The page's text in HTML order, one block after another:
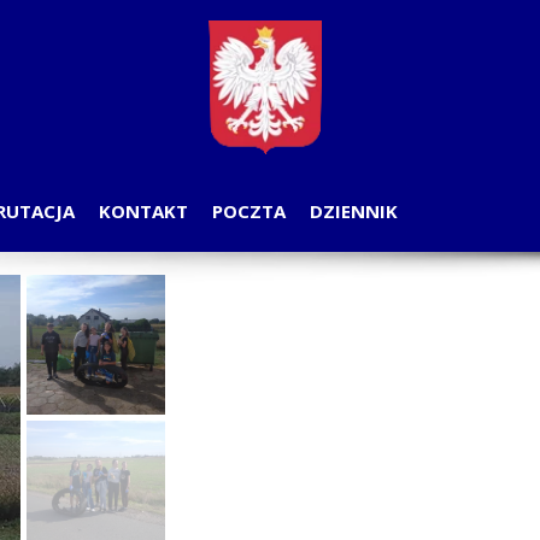
KONTAKT POCZTA DZIENNIK